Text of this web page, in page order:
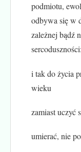
podmiotu,
odbywa się w
zależnej bądź
sercoduszności:
i tak do życia
wieku
zamiast uczyć
umierać, nie